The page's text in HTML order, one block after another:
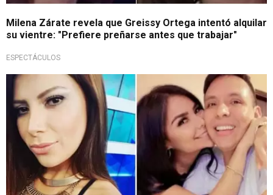
Milena Zárate revela que Greissy Ortega intentó alquilar
su vientre: "Prefiere preñarse antes que trabajar"
ESPECTÁCULOS
¡No se quedó callada!